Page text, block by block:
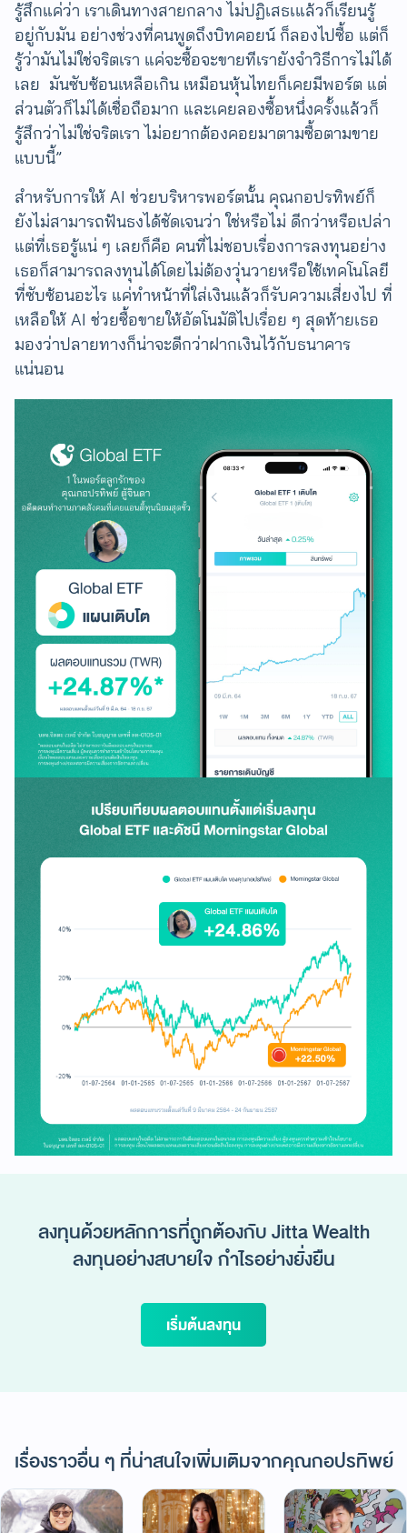
รู้สึกแค่ว่า เราเดินทางสายกลาง ไม่ปฏิเสธเแล้วก็เรียนรู้
อยู่กับมัน อย่างช่วงที่คนพูดถึงบิทคอยน์ ก็ลองไปซื้อ แต่ก็
รู้ว่ามันไม่ใช่จริตเรา แค่จะซื้อจะขายทีเรายังจำวิธีการไม่ได้
เลย มันซับซ้อนเหลือเกิน เหมือนหุ้นไทยก็เคยมีพอร์ต แต่
ส่วนตัวก็ไม่ได้เชื่อถือมาก และเคยลองซื้อหนึ่งครั้งแล้วก็
รู้สึกว่าไม่ใช่จริตเรา ไม่อยากต้องคอยมาตามซื้อตามขาย
แบบนี้”
สำหรับการให้ AI ช่วยบริหารพอร์ตนั้น คุณกอปรทิพย์ก็
ยังไม่สามารถฟันธงได้ชัดเจนว่า ใช่หรือไม่ ดีกว่าหรือเปล่า
​แต่ที่เธอรู้แน่ ๆ เลยก็คือ คนที่ไม่ชอบเรื่องการลงทุนอย่าง
เธอก็สามารถลงทุนได้โดยไม่ต้องวุ่นวายหรือใช้เทคโนโลยี
ที่ซับซ้อนอะไร แค่ทำหน้าที่ใส่เงินแล้วก็รับความเสี่ยงไป ที่
เหลือให้ AI ช่วยซื้อขายให้อัตโนมัติไปเรื่อย ๆ สุดท้ายเธอ
มองว่าปลายทางก็น่าจะดีกว่าฝากเงินไว้กับธนาคาร
แน่นอน
ลงทุนด้วยหลักการที่ถูกต้องกับ Jitta Wealth
ลงทุนอย่างสบายใจ กำไรอย่างยั่งยืน
เริ่มต้นลงทุน
เรื่องราวอื่น ๆ ที่น่าสนใจเพิ่มเติมจากคุณกอปรทิพย์